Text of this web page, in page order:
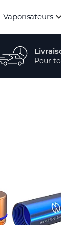
Vaporisateurs
Pour